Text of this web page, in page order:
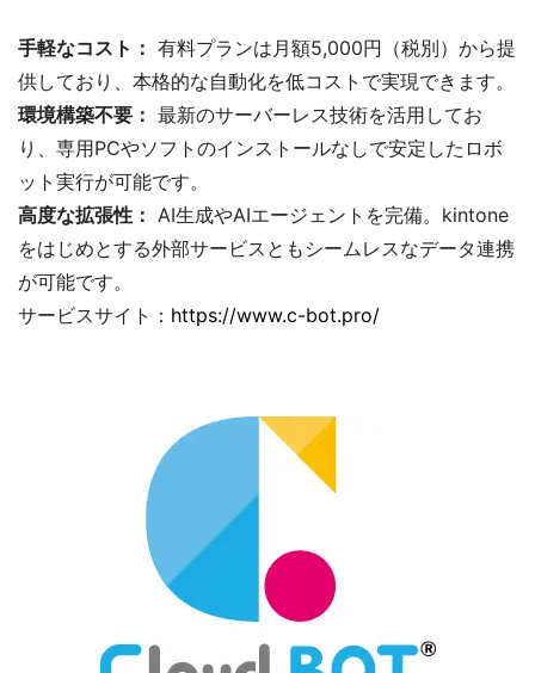
手軽なコスト： 有料プランは月額5,000円（税別）から提
供しており、本格的な自動化を低コストで実現できます。
環境構築不要： 最新のサーバーレス技術を活用してお
り、専用PCやソフトのインストールなしで安定したロボ
ット実行が可能です。
高度な拡張性： AI生成やAIエージェントを完備。kintone
をはじめとする外部サービスともシームレスなデータ連携
が可能です。
サービスサイト： https://www.c-bot.pro/